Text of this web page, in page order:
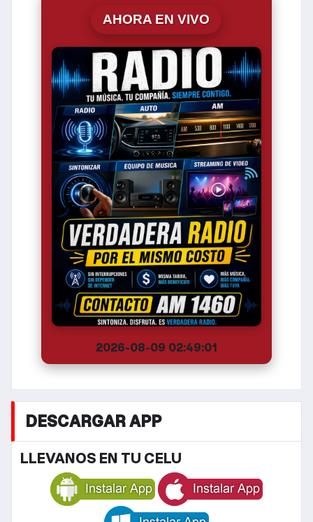
AHORA EN VIVO
2026-08-09 02:49:01
DESCARGAR APP
LLEVANOS EN TU CELU